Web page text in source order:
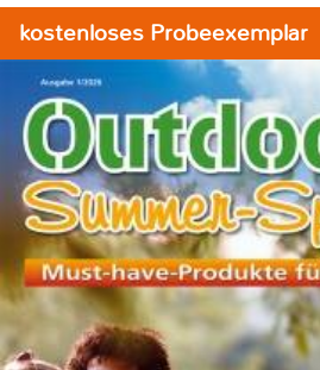
kostenloses Probeexemplar